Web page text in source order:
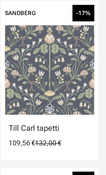
SANDBERG -17%
Till Carl tapetti
109,56 €132,00 €